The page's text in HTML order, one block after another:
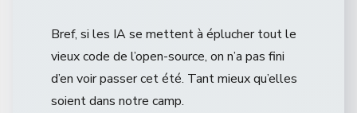
Bref, si les IA se mettent à éplucher tout le
vieux code de l’open-source, on n’a pas fini
d’en voir passer cet été. Tant mieux qu’elles
soient dans notre camp.